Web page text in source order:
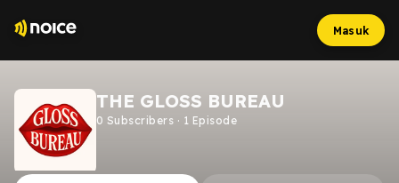
Masuk
THE GLOSS BUREAU
0 Subscribers · 1 Episode